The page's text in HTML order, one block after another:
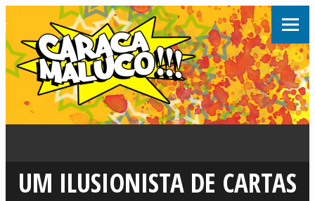
UM ILUSIONISTA DE CARTAS